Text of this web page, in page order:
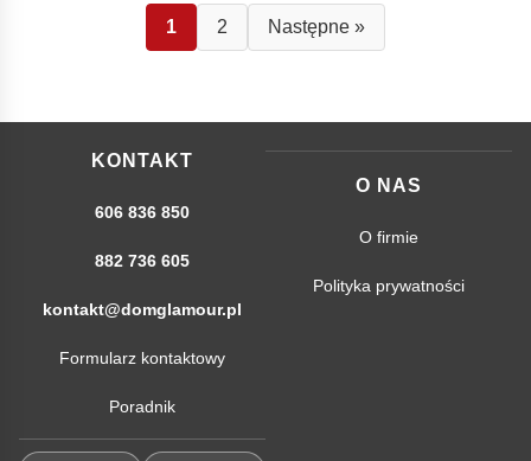
1 2 Następne »
KONTAKT
606 836 850
882 736 605
kontakt@domglamour.pl
Formularz kontaktowy
Poradnik
O NAS
O firmie
Polityka prywatności